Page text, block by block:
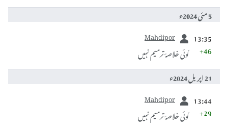
5 مئی 2024ء
13:35
Mahdipor
+46 کوئی خلاصۂ ترمیم نہیں
21 اپريل 2024ء
13:44
Mahdipor
+29 کوئی خلاصۂ ترمیم نہیں